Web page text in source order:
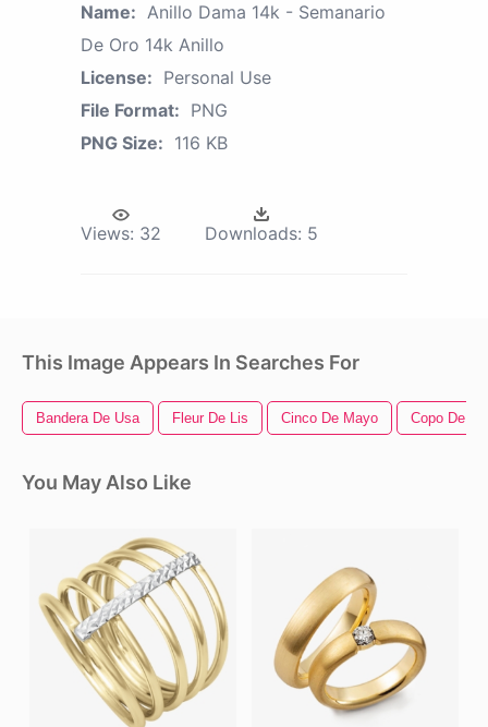
Name: Anillo Dama 14k - Semanario
De Oro 14k Anillo
License: Personal Use
File Format: PNG
PNG Size: 116 KB
Views: 32 Downloads: 5
This Image Appears In Searches For
Bandera De Usa Fleur De Lis Cinco De Mayo Copo De
You May Also Like